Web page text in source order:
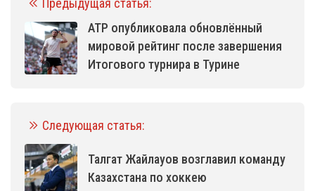
Предыдущая статья:
ATP опубликовала обновлённый
мировой рейтинг после завершения
Итогового турнира в Турине
Следующая статья:
Талгат Жайлауов возглавил команду
Казахстана по хоккею